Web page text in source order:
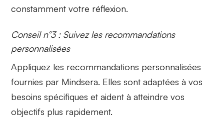
constamment votre réflexion.
Conseil n°3 : Suivez les recommandations
personnalisées
Appliquez les recommandations personnalisées
fournies par Mindsera. Elles sont adaptées à vos
besoins spécifiques et aident à atteindre vos
objectifs plus rapidement.